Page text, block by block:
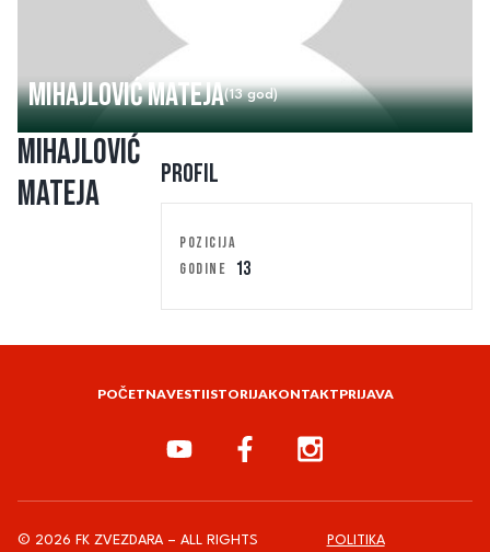
Mihajlović Mateja(13 god)
Mihajlović
Mateja
Profil
POZICIJA
GODINE
13
POČETNAVESTIISTORIJAKONTAKTPRIJAVA
© 2026 FK ZVEZDARA – ALL RIGHTS POLITIKA